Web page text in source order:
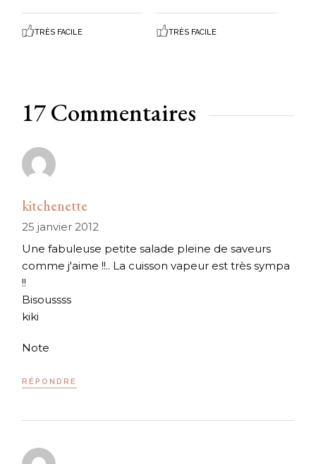
TRÈS FACILE TRÈS FACILE
17 Commentaires
kitchenette
25 janvier 2012
Une fabuleuse petite salade pleine de saveurs
comme j'aime !!.. La cuisson vapeur est très sympa
!!
Bisoussss
kiki
Note
RÉPONDRE